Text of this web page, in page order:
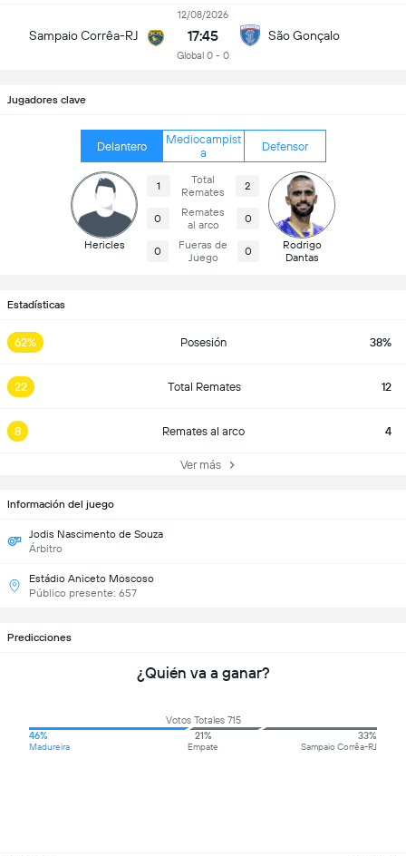
Sampaio Corrêa-RJ
12/08/2026
17:45
Global 0 - 0
São Gonçalo
Jugadores clave
Delantero
Mediocampist
a
Defensor
Hericles
1
Total
Remates
2
0
Remates
al arco
0
0
Fueras de
Juego
0
Rodrigo
Dantas
Estadísticas
62% Posesión 38%
22 Total Remates 12
8 Remates al arco 4
Ver más
Información del juego
Jodis Nascimento de Souza
Árbitro
Estádio Aniceto Moscoso
Público presente: 657
Predicciones
¿Quién va a ganar?
Votos Totales 715
46%
Madureira
21%
Empate
33%
Sampaio Corrêa-RJ